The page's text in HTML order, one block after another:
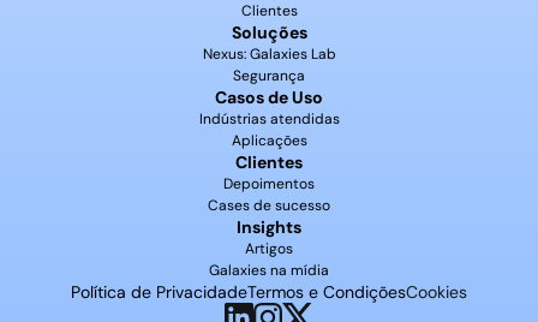
Clientes
Soluções
Nexus: Galaxies Lab
Segurança
Casos de Uso
Indústrias atendidas
Aplicações
Clientes
Depoimentos
Cases de sucesso
Insights
Artigos
Galaxies na mídia
Política de PrivacidadeTermos e CondiçõesCookies